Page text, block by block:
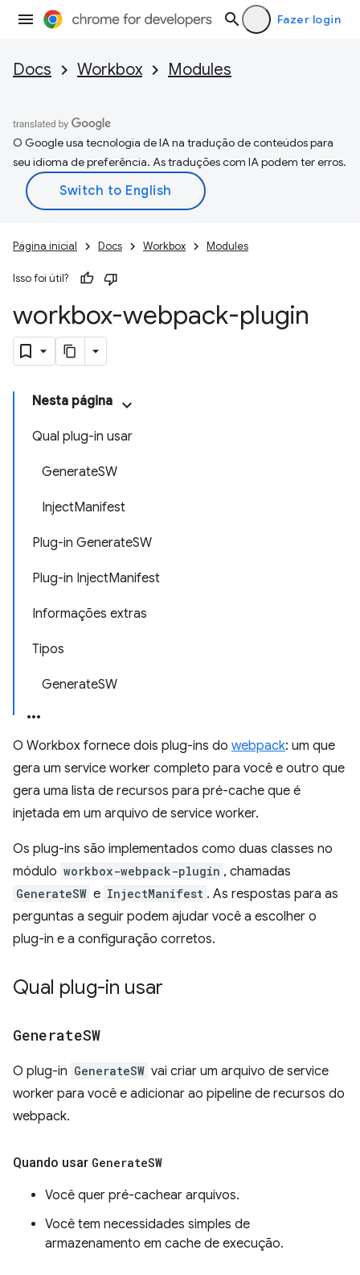
Fazer login
Docs Workbox Modules
O Google usa tecnologia de IA na tradução de conteúdos para
seu idioma de preferência. As traduções com IA podem ter erros.
Página inicial Docs Workbox Modules
Isso foi útil?
workbox-webpack-plugin
Nesta página
Qual plug-in usar
GenerateSW
InjectManifest
Plug-in GenerateSW
Plug-in InjectManifest
Informações extras
Tipos
GenerateSW
O Workbox fornece dois plug-ins do webpack: um que
gera um service worker completo para você e outro que
gera uma lista de recursos para pré-cache que é
injetada em um arquivo de service worker.
Os plug-ins são implementados como duas classes no
módulo workbox-webpack-plugin , chamadas
GenerateSW e InjectManifest . As respostas para as
perguntas a seguir podem ajudar você a escolher o
plug-in e a configuração corretos.
Qual plug-in usar
GenerateSW
O plug-in GenerateSW vai criar um arquivo de service
worker para você e adicionar ao pipeline de recursos do
webpack.
Quando usar GenerateSW
Você quer pré-cachear arquivos.
Você tem necessidades simples de
armazenamento em cache de execução.